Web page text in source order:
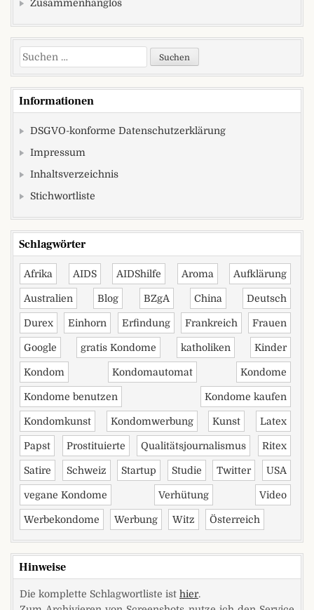
Zusammenhanglos
Suchen nach:
Informationen
DSGVO-konforme Datenschutzerklärung
Impressum
Inhaltsverzeichnis
Stichwortliste
Schlagwörter
Afrika AIDS AIDShilfe Aroma Aufklärung
Australien Blog BZgA China Deutsch
Durex Einhorn Erfindung Frankreich Frauen
Google gratis Kondome katholiken Kinder
Kondom Kondomautomat Kondome
Kondome benutzen Kondome kaufen
Kondomkunst Kondomwerbung Kunst Latex
Papst Prostituierte Qualitätsjournalismus Ritex
Satire Schweiz Startup Studie Twitter USA
vegane Kondome Verhütung Video
Werbekondome Werbung Witz Österreich
Hinweise
Die komplette Schlagwortliste ist hier.